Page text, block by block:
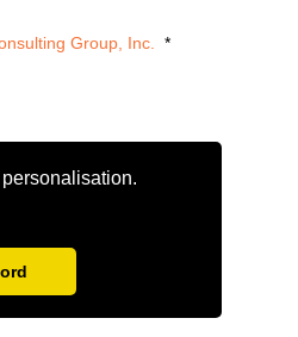
Group, Inc.
*